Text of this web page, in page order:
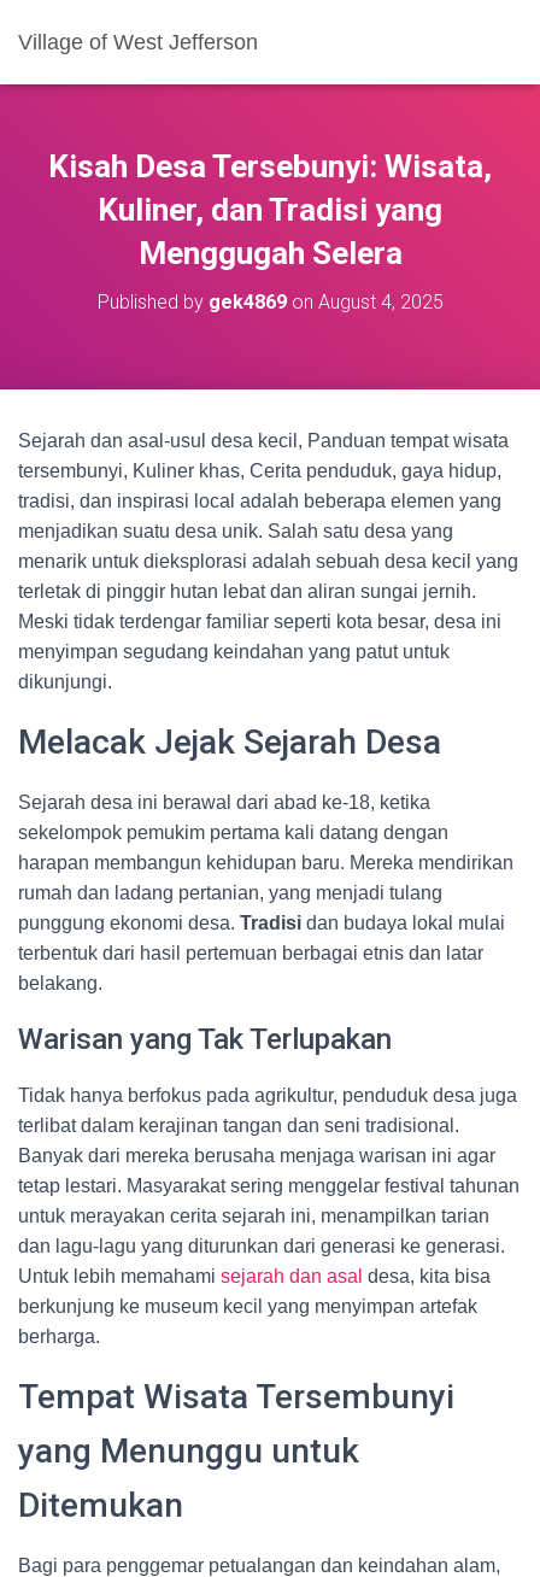
Village of West Jefferson
Kisah Desa Tersebunyi: Wisata,
Kuliner, dan Tradisi yang
Menggugah Selera
Published by gek4869on August 4, 2025
Sejarah dan asal-usul desa kecil, Panduan tempat wisata
tersembunyi, Kuliner khas, Cerita penduduk, gaya hidup,
tradisi, dan inspirasi local adalah beberapa elemen yang
menjadikan suatu desa unik. Salah satu desa yang
menarik untuk dieksplorasi adalah sebuah desa kecil yang
terletak di pinggir hutan lebat dan aliran sungai jernih.
Meski tidak terdengar familiar seperti kota besar, desa ini
menyimpan segudang keindahan yang patut untuk
dikunjungi.
Melacak Jejak Sejarah Desa
Sejarah desa ini berawal dari abad ke-18, ketika
sekelompok pemukim pertama kali datang dengan
harapan membangun kehidupan baru. Mereka mendirikan
rumah dan ladang pertanian, yang menjadi tulang
punggung ekonomi desa. Tradisi dan budaya lokal mulai
terbentuk dari hasil pertemuan berbagai etnis dan latar
belakang.
Warisan yang Tak Terlupakan
Tidak hanya berfokus pada agrikultur, penduduk desa juga
terlibat dalam kerajinan tangan dan seni tradisional.
Banyak dari mereka berusaha menjaga warisan ini agar
tetap lestari. Masyarakat sering menggelar festival tahunan
untuk merayakan cerita sejarah ini, menampilkan tarian
dan lagu-lagu yang diturunkan dari generasi ke generasi.
Untuk lebih memahami sejarah dan asal desa, kita bisa
berkunjung ke museum kecil yang menyimpan artefak
berharga.
Tempat Wisata Tersembunyi
yang Menunggu untuk
Ditemukan
Bagi para penggemar petualangan dan keindahan alam,